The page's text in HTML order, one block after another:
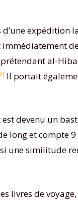
al-Hiba
Il portait
devenu un
long et compte
une similitude
livres de